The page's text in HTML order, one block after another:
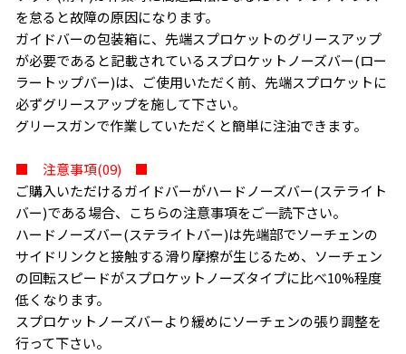
を怠ると故障の原因になります。
ガイドバーの包装箱に、先端スプロケットのグリースアップ
が必要であると記載されているスプロケットノーズバー(ロー
ラートップバー)は、ご使用いただく前、先端スプロケットに
必ずグリースアップを施して下さい。
グリースガンで作業していただくと簡単に注油できます。
■ 注意事項(09) ■
ご購入いただけるガイドバーがハードノーズバー(ステライト
バー)である場合、こちらの注意事項をご一読下さい。
ハードノーズバー(ステライトバー)は先端部でソーチェンの
サイドリンクと接触する滑り摩擦が生じるため、ソーチェン
の回転スピードがスプロケットノーズタイプに比べ10%程度
低くなります。
スプロケットノーズバーより緩めにソーチェンの張り調整を
行って下さい。